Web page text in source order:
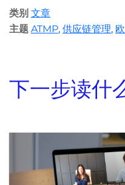
类别 文章
主题 ATMP, 供应链管理,
下一步读什